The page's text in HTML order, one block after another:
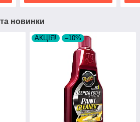
та новинки
АКЦІЯ! –10%